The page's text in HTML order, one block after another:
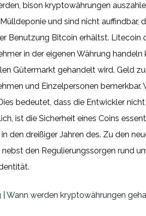
bison kryptowährungen
und sind nicht
Benutzung Bitcoin erhältst.
in der eigenen Währung
Gütermarkt gehandelt wird. Geld
und Einzelpersonen
bedeutet, dass die Entwickler
ist die Sicherheit eines Coins
den dreißiger Jahren des. Zu den
den Regulierungssorgen rund
Wann werden kryptowährungen